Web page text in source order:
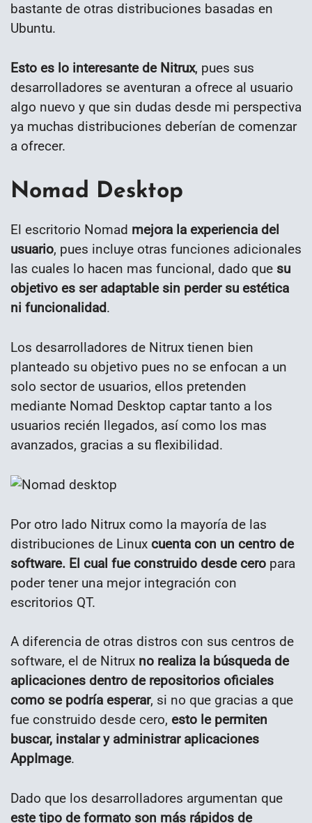
bastante de otras distribuciones basadas en
Ubuntu.
Esto es lo interesante de Nitrux, pues sus
desarrolladores se aventuran a ofrece al usuario
algo nuevo y que sin dudas desde mi perspectiva
ya muchas distribuciones deberían de comenzar
a ofrecer.
Nomad Desktop
El escritorio Nomad mejora la experiencia del
usuario, pues incluye otras funciones adicionales
las cuales lo hacen mas funcional, dado que su
objetivo es ser adaptable sin perder su estética
ni funcionalidad.
Los desarrolladores de Nitrux tienen bien
planteado su objetivo pues no se enfocan a un
solo sector de usuarios, ellos pretenden
mediante Nomad Desktop captar tanto a los
usuarios recién llegados, así como los mas
avanzados, gracias a su flexibilidad.
Por otro lado Nitrux como la mayoría de las
distribuciones de Linux cuenta con un centro de
software. El cual fue construido desde cero para
poder tener una mejor integración con
escritorios QT.
A diferencia de otras distros con sus centros de
software, el de Nitrux no realiza la búsqueda de
aplicaciones dentro de repositorios oficiales
como se podría esperar, si no que gracias a que
fue construido desde cero, esto le permiten
buscar, instalar y administrar aplicaciones
AppImage.
Dado que los desarrolladores argumentan que
este tipo de formato son más rápidos de